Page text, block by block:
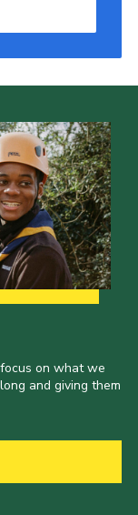
on what we
and giving them